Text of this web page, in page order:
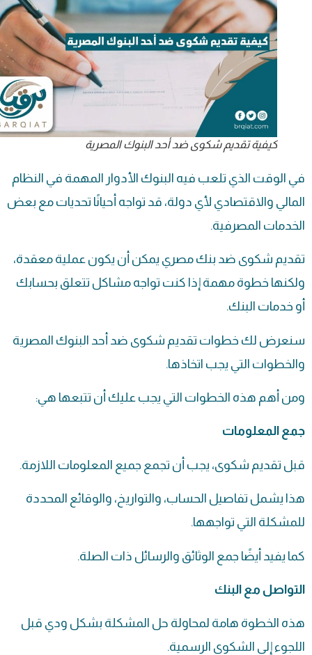
كيفية تقديم شكوى ضد أحد البنوك المصرية
في الوقت الذي تلعب فيه البنوك الأدوار المهمة في النظام
المالي والاقتصادي لأي دولة، قد تواجه أحيانًا تحديات مع بعض
الخدمات المصرفية.
تقديم شكوى ضد بنك مصري يمكن أن يكون عملية معقدة،
ولكنها خطوة مهمة إذا كنت تواجه مشاكل تتعلق بحسابك
أو خدمات البنك.
سنعرض لك خطوات تقديم شكوى ضد أحد البنوك المصرية
والخطوات التي يجب اتخاذها.
ومن أهم هذه الخطوات التي يجب عليك أن تتبعها هي:
جمع المعلومات
قبل تقديم شكوى، يجب أن تجمع جميع المعلومات اللازمة.
هذا يشمل تفاصيل الحساب، والتواريخ، والوقائع المحددة
للمشكلة التي تواجهها.
كما يفيد أيضًا جمع الوثائق والرسائل ذات الصلة.
التواصل مع البنك
هذه الخطوة هامة لمحاولة حل المشكلة بشكل ودي قبل
اللجوء إلى الشكوى الرسمية.